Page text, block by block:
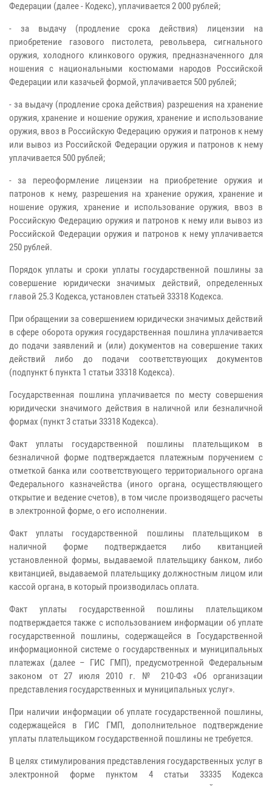
Федерации (далее - Кодекс), уплачивается 2 000 рублей;
- за выдачу (продление срока действия) лицензии на
приобретение газового пистолета, револьвера, сигнального
оружия, холодного клинкового оружия, предназначенного для
ношения с национальными костюмами народов Российской
Федерации или казачьей формой, уплачивается 500 рублей;
- за выдачу (продление срока действия) разрешения на хранение
оружия, хранение и ношение оружия, хранение и использование
оружия, ввоз в Российскую Федерацию оружия и патронов к нему
или вывоз из Российской Федерации оружия и патронов к нему
уплачивается 500 рублей;
- за переоформление лицензии на приобретение оружия и
патронов к нему, разрешения на хранение оружия, хранение и
ношение оружия, хранение и использование оружия, ввоз в
Российскую Федерацию оружия и патронов к нему или вывоз из
Российской Федерации оружия и патронов к нему уплачивается
250 рублей.
Порядок уплаты и сроки уплаты государственной пошлины за
совершение юридически значимых действий, определенных
главой 25.3 Кодекса, установлен статьей 33318 Кодекса.
При обращении за совершением юридически значимых действий
в сфере оборота оружия государственная пошлина уплачивается
до подачи заявлений и (или) документов на совершение таких
действий либо до подачи соответствующих документов
(подпункт 6 пункта 1 статьи 33318 Кодекса).
Государственная пошлина уплачивается по месту совершения
юридически значимого действия в наличной или безналичной
формах (пункт 3 статьи 33318 Кодекса).
Факт уплаты государственной пошлины плательщиком в
безналичной форме подтверждается платежным поручением с
отметкой банка или соответствующего территориального органа
Федерального казначейства (иного органа, осуществляющего
открытие и ведение счетов), в том числе производящего расчеты
в электронной форме, о его исполнении.
Факт уплаты государственной пошлины плательщиком в
наличной форме подтверждается либо квитанцией
установленной формы, выдаваемой плательщику банком, либо
квитанцией, выдаваемой плательщику должностным лицом или
кассой органа, в который производилась оплата.
Факт уплаты государственной пошлины плательщиком
подтверждается также с использованием информации об уплате
государственной пошлины, содержащейся в Государственной
информационной системе о государственных и муниципальных
платежах (далее – ГИС ГМП), предусмотренной Федеральным
законом от 27 июля 2010 г. № 210-ФЗ «Об организации
представления государственных и муниципальных услуг».
При наличии информации об уплате государственной пошлины,
содержащейся в ГИС ГМП, дополнительное подтверждение
уплаты плательщиком государственной пошлины не требуется.
В целях стимулирования представления государственных услуг в
электронной форме пунктом 4 статьи 33335 Кодекса